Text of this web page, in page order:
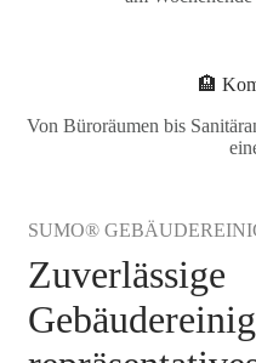
🏨
Von Büroräumen bis
SUMO®
Zuverlässige